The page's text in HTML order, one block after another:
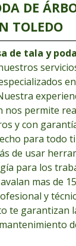
DE
TOLEDO
de tala y
nos permite
y con
para todo
de usar
para los
mas de
y
te garantizan